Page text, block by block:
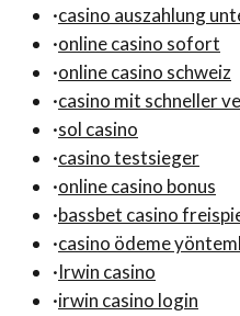
·casino auszahlung
·online casino sofort
·online casino schweiz
·casino mit schneller
·sol casino
·casino testsieger
·online casino bonus
·bassbet casino
·casino ödeme
·Irwin casino
·irwin casino login